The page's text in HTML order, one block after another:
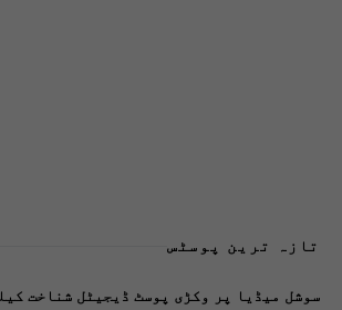
تازہ ترین پوسٹس
سوشل میڈیا پر وکڑی پوسٹ ڈیجیٹل شناخت